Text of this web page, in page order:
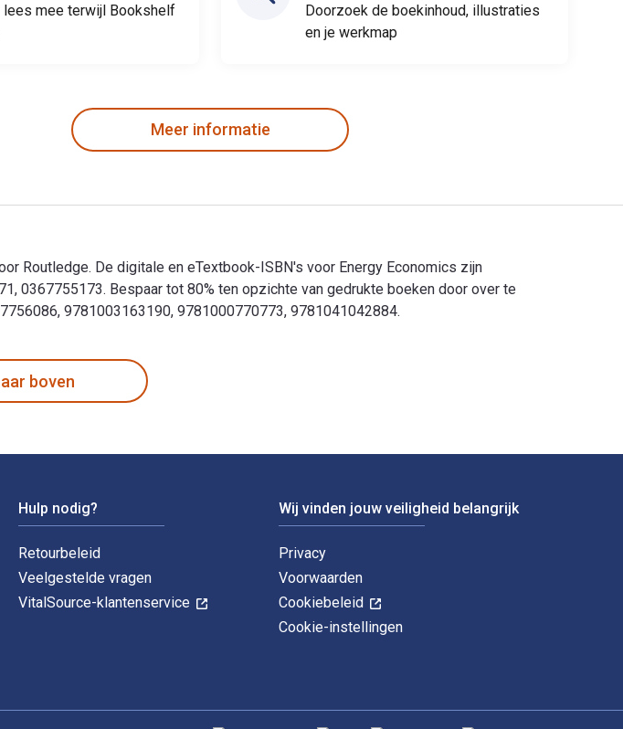
lees mee terwijl Bookshelf
Doorzoek de boekinhoud, illustraties
en je werkmap
Meer informatie
Routledge. De digitale en eTextbook-ISBN's voor Energy Economics zijn
0367755173. Bespaar tot 80% ten opzichte van gedrukte boeken door over te
9781003163190, 9781000770773, 9781041042884.
boven
Hulp nodig?
Retourbeleid
Veelgestelde vragen
VitalSource-klantenservice
Wij vinden jouw veiligheid belangrijk
Privacy
Voorwaarden
Cookiebeleid
Cookie-instellingen